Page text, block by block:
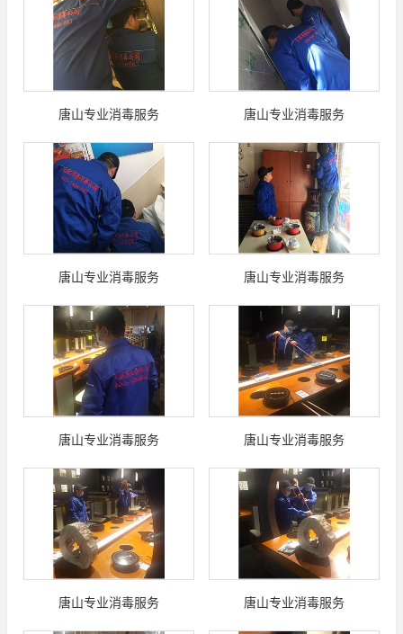
唐山专业消毒服务 唐山专业消毒服务
唐山专业消毒服务 唐山专业消毒服务
唐山专业消毒服务 唐山专业消毒服务
唐山专业消毒服务 唐山专业消毒服务